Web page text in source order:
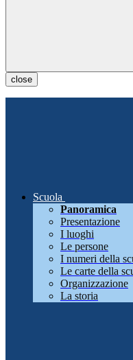
close
Scuola
Panoramica
Presentazione
I luoghi
Le persone
I numeri della
Le carte della
Organizzazione
La storia